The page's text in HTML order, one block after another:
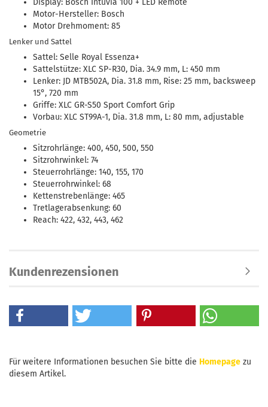
Display: Bosch Intuvia 100 + LED Remote
Motor-Hersteller: Bosch
Motor Drehmoment: 85
Lenker und Sattel
Sattel: Selle Royal Essenza+
Sattelstütze: XLC SP-R30, Dia. 34.9 mm, L: 450 mm
Lenker: JD MTB502A, Dia. 31.8 mm, Rise: 25 mm, backsweep
15°, 720 mm
Griffe: XLC GR-S50 Sport Comfort Grip
Vorbau: XLC ST99A-1, Dia. 31.8 mm, L: 80 mm, adjustable
Geometrie
Sitzrohrlänge: 400, 450, 500, 550
Sitzrohrwinkel: 74
Steuerrohrlänge: 140, 155, 170
Steuerrohrwinkel: 68
Kettenstrebenlänge: 465
Tretlagerabsenkung: 60
Reach: 422, 432, 443, 462
Kundenrezensionen
Für weitere Informationen besuchen Sie bitte die Homepage zu
diesem Artikel.